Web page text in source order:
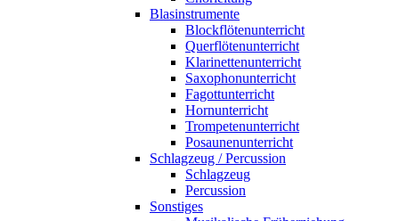
Blasinstrumente
Blockflötenunterricht
Querflötenunterricht
Klarinettenunterricht
Saxophonunterricht
Fagottunterricht
Hornunterricht
Trompetenunterricht
Posaunenunterricht
Schlagzeug / Percussion
Schlagzeug
Percussion
Sonstiges